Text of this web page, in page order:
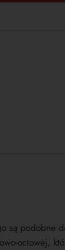
są podobne
octowej,